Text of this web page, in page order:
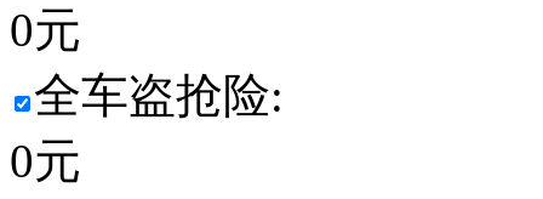
0元
全车盗抢险:
0元